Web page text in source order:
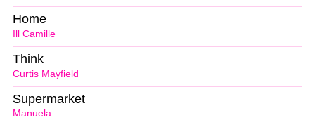
Ill Camille
Home
Curtis Mayfield
Think
Manuela
Supermarket